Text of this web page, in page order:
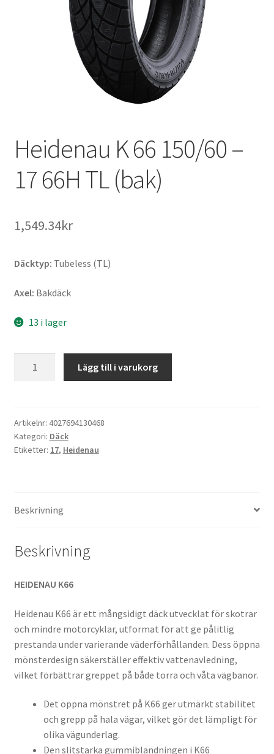
Heidenau K 66 150/60 –
17 66H TL (bak)
1,549.34kr
Däcktyp: Tubeless (TL)
Axel: Bakdäck
13 i lager
-
17
66H
Lägg till i varukorg
Artikelnr: 4027694130468
Kategori: Däck
Etiketter: 17, Heidenau
Beskrivning
Beskrivning
HEIDENAU K66
Heidenau K66 är ett mångsidigt däck utvecklat för skotrar
och mindre motorcyklar, utformat för att ge pålitlig
prestanda under varierande väderförhållanden. Dess öppna
mönsterdesign säkerställer effektiv vattenavledning,
vilket förbättrar greppet på både torra och våta vägbanor.
Det öppna mönstret på K66 ger utmärkt stabilitet
och grepp på hala vägar, vilket gör det lämpligt för
olika vägunderlag.
Den slitstarka gummiblandningen i K66